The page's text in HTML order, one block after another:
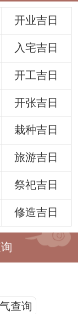
开业吉日
入宅吉日
开工吉日
开张吉日
栽种吉日
旅游吉日
祭祀吉日
修造吉日
查询